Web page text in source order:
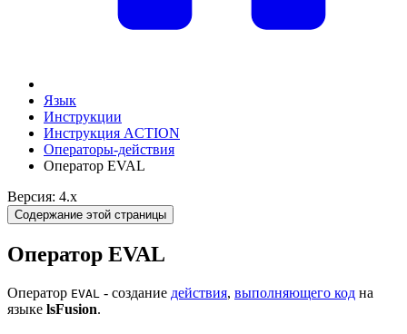
Язык
Инструкции
Инструкция ACTION
Операторы-действия
Оператор EVAL
Версия: 4.x
Содержание этой страницы
Оператор EVAL
Оператор EVAL - создание действия, выполняющего код на
языке lsFusion.